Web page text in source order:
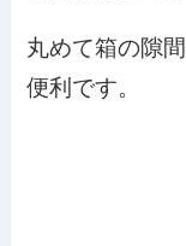
丸めて箱の隙
便利です。